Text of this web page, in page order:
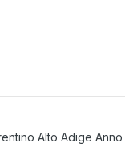
Alto Adige Anno